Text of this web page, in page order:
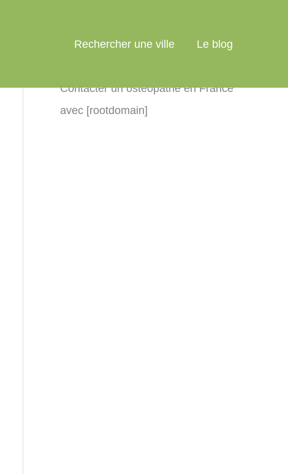
Rechercher une ville Le blog
Contacter un ostéopathe en France
avec [rootdomain]